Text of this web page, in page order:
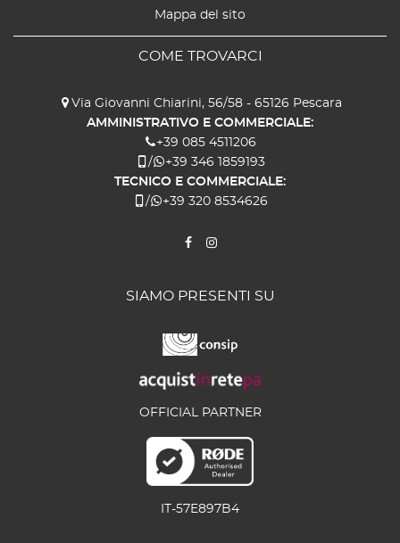
Mappa del sito
COME TROVARCI
Via Giovanni Chiarini, 56/58 - 65126 Pescara
AMMINISTRATIVO E COMMERCIALE:
+39 085 4511206
/
+39 346 1859193
TECNICO E COMMERCIALE:
/
+39 320 8534626
SIAMO PRESENTI SU
OFFICIAL PARTNER
IT-57E897B4